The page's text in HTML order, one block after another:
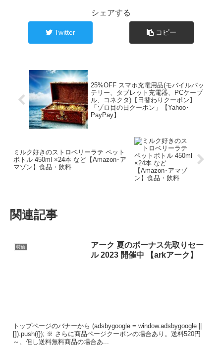
シェアする
Twitter コピー
25%OFF スマホ充電用品(モバイルバッ
テリー、タブレット充電器、PCケーブ
ル、コネクタ)【日替わりクーポン】
「ゾロ目の日クーポン」【Yahoo･
PayPay】
ミルク好きのストロベリーラテ ペット
ボトル 450ml ×24本 など【Amazon･ア
マゾン】食品・飲料
関連記事
特価
アーク 夏のボーナス先取りセー
ル 2023 開催中 【arkアーク】
トップページのバナーから (adsbygoogle = window.adsbygoogle ||
[]).push({}); ※ さらに商品ページクーポンの場合あり。送料520円
～、但し送料無料商品の場合あ...